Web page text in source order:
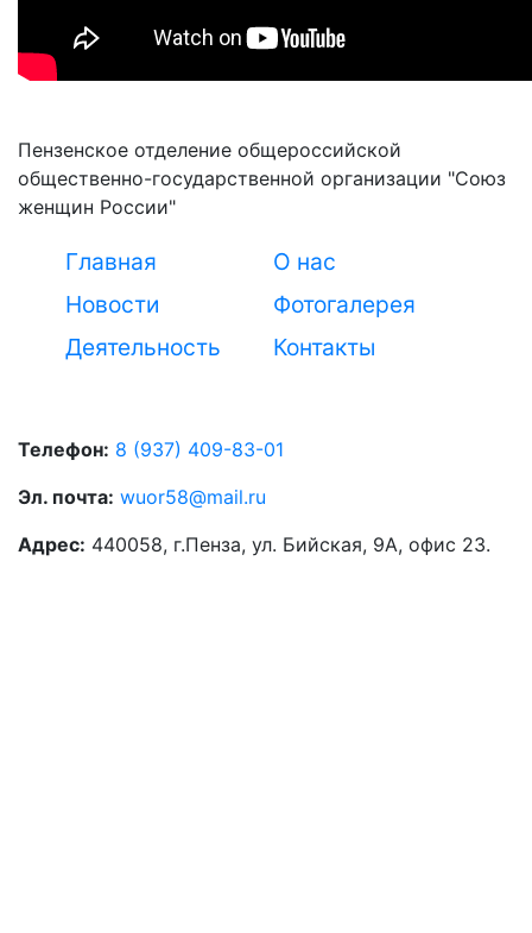
Пензенское отделение общероссийской
общественно-государственной организации "Союз
женщин России"
Главная
О нас
Новости
Фотогалерея
Деятельность
Контакты
Телефон: ‭8 (937) 409-83-01‬
Эл. почта: wuor58@mail.ru
Адрес: 440058, г.Пенза, ул. Бийская, 9А, офис 23.